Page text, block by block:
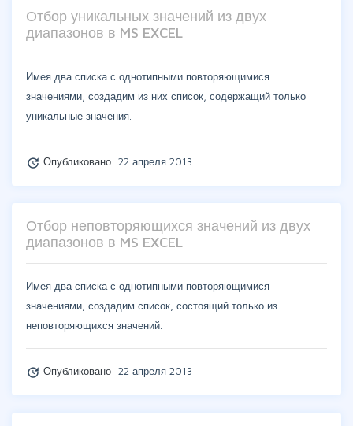
Отбор уникальных значений из двух
диапазонов в MS EXCEL
Имея два списка с однотипными повторяющимися
значениями, создадим из них список, содержащий только
уникальные значения.
update Опубликовано: 22 апреля 2013
Отбор неповторяющихся значений из двух
диапазонов в MS EXCEL
Имея два списка с однотипными повторяющимися
значениями, создадим список, состоящий только из
неповторяющихся значений.
update Опубликовано: 22 апреля 2013